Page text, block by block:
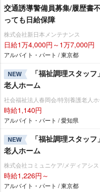
交通誘導警備員募集/履歴書
っても日給保障
株式会社新日本メンテナンス
日給1万4,000円～1万7,000円
アルバイト・パート / 東京都
NEW
「福祉調理スタッ
老人ホーム
社会福祉法人春岡会/特別養護老人
時給1,140円
アルバイト・パート / 愛知県
NEW
「福祉調理スタッ
老人ホーム
株式会社コミュニケア/メディアシ
時給1,226円～
アルバイト・パート / 東京都